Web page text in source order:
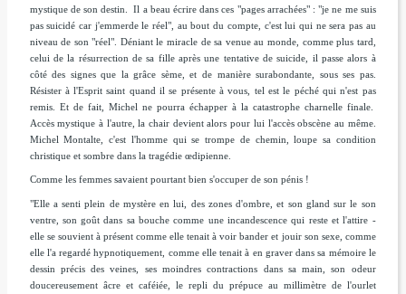
mystique de son destin. Il a beau écrire dans ces "pages arrachées" :"je ne me suis
pas suicidé car j'emmerde le réel", au bout du compte, c'est lui qui ne sera pas au
niveau de son "réel". Déniant le miracle de sa venue au monde, comme plus tard,
celui de la résurrection de sa fille après une tentative de suicide, il passe alors à
côté des signes que la grâce sème, et de manière surabondante, sous ses pas.
Résister à l'Esprit saint quand il se présente à vous, tel est le péché qui n'est pas
remis. Et de fait, Michel ne pourra échapper à la catastrophe charnelle finale.
Accès mystique à l'autre, la chair devient alors pour lui l'accès obscène au même.
Michel Montalte, c'est l'homme qui se trompe de chemin, loupe sa condition
christique et sombre dans la tragédie œdipienne.
Comme les femmes savaient pourtant bien s'occuper de son pénis !
"Elle a senti plein de mystère en lui, des zones d'ombre, et son gland sur le son
ventre, son goût dans sa bouche comme une incandescence qui reste et l'attire -
elle se souvient à présent comme elle tenait à voir bander et jouir son sexe, comme
elle l'a regardé hypnotiquement, comme elle tenait à en graver dans sa mémoire le
dessin précis des veines, ses moindres contractions dans sa main, son odeur
doucereusement âcre et caféiée, le repli du prépuce au millimètre de l'ourlet